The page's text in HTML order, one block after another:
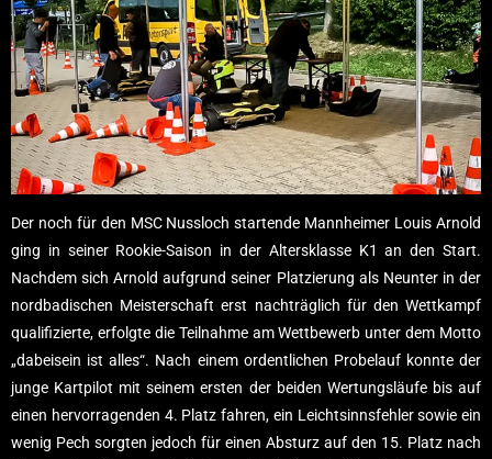
Der noch für den MSC Nussloch startende Mannheimer Louis Arnold
ging in seiner Rookie-Saison in der Altersklasse K1 an den Start.
Nachdem sich Arnold aufgrund seiner Platzierung als Neunter in der
nordbadischen Meisterschaft erst nachträglich für den Wettkampf
qualifizierte, erfolgte die Teilnahme am Wettbewerb unter dem Motto
„dabeisein ist alles“. Nach einem ordentlichen Probelauf konnte der
junge Kartpilot mit seinem ersten der beiden Wertungsläufe bis auf
einen hervorragenden 4. Platz fahren, ein Leichtsinnsfehler sowie ein
wenig Pech sorgten jedoch für einen Absturz auf den 15. Platz nach